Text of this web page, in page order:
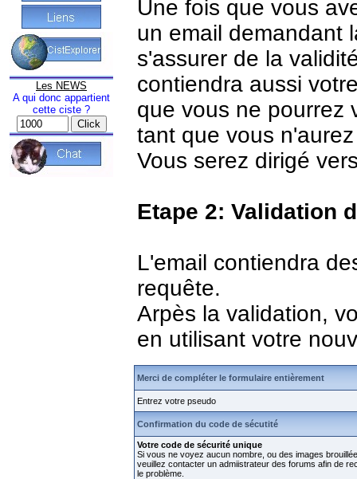
Les NEWS
A qui donc appartient
cette ciste ?
Une fois que vous
un email demandant
s'assurer de la
contiendra aussi
que vous ne pourrez
tant que vous
Vous serez dirigé
Etape 2: Validation
L'email contiendra
requête.
Arpès la validation,
en utilisant votre
Merci de compléter le formulaire entièrement
Entrez votre pseudo
Confirmation du code de sécutité
Votre code de sécurité unique
Si vous ne voyez aucun nombre, ou des images
veuillez contacter un admiistrateur des forums afin de
le problème.